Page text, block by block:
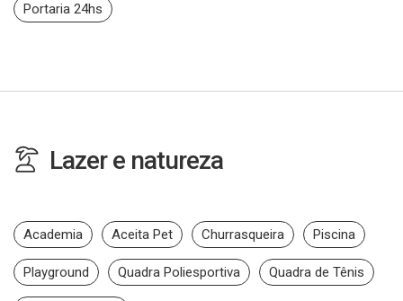
Portaria 24hs
Lazer e natureza
Academia Aceita Pet Churrasqueira Piscina
Playground Quadra Poliesportiva Quadra de Tênis